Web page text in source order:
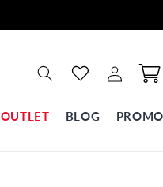
OUTLET BLOG
sesión
Carrito